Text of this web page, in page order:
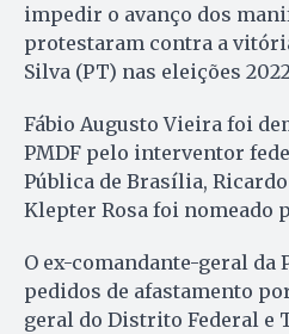
impedir o avanço dos
protestaram contra a
Silva (PT) nas eleições
Fábio Augusto Vieira foi
PMDF pelo interventor
Pública de Brasília,
Klepter Rosa foi nomeado
O ex-comandante-geral da
pedidos de afastamento
geral do Distrito Federal e